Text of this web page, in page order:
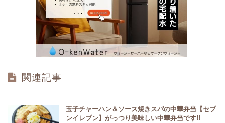
関連記事
玉子チャーハン＆ソース焼きスパの中華弁当【セブ
ンイレブン】がっつり美味しい中華弁当です!!